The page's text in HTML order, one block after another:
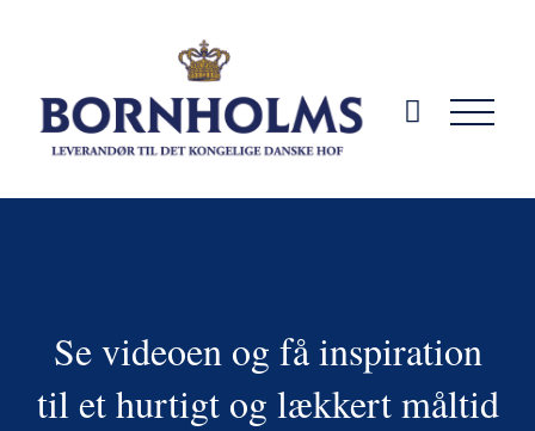
Se videoen og få inspiration
til et hurtigt og lækkert måltid